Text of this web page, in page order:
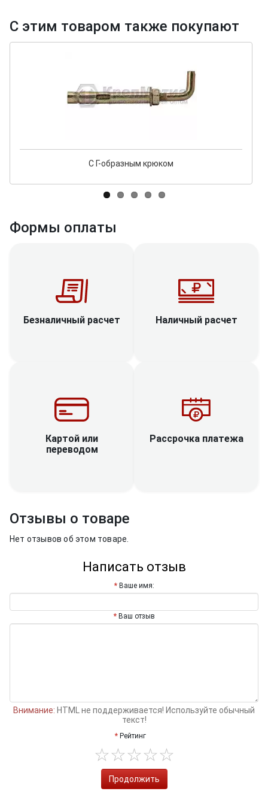
С этим товаром также покупают
С Г-образным крюком
Формы оплаты
Безналичный расчет Наличный расчет
Картой или
переводом
Рассрочка платежа
Отзывы о товаре
Нет отзывов об этом товаре.
Написать отзыв
Ваше имя:
Ваш отзыв
Внимание: HTML не поддерживается! Используйте обычный
текст!
Рейтинг
Продолжить